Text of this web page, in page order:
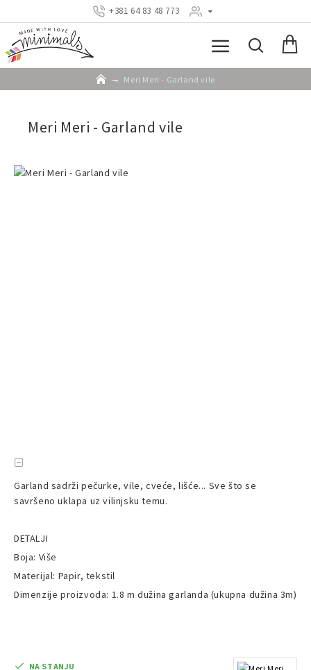
+381 64 83 48 773
Meri Meri - Garland vile
Meri Meri - Garland vile
Garland sadrži pečurke, vile, cveće, lišće... Sve što se
savršeno uklapa uz vilinjsku temu.
DETALJI
Boja: Više
Materijal: Papir, tekstil
Dimenzije proizvoda: 1.8 m dužina garlanda (ukupna dužina 3m)
NA STANJU